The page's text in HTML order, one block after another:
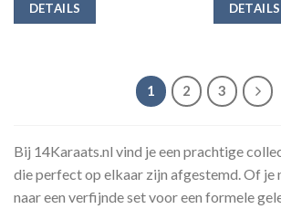
DETAILS DETAILS
1 2 3
Bij 14Karaats.nl vind je een prachtige
die perfect op elkaar zijn afgestemd. Of je
naar een verfijnde set voor een formele